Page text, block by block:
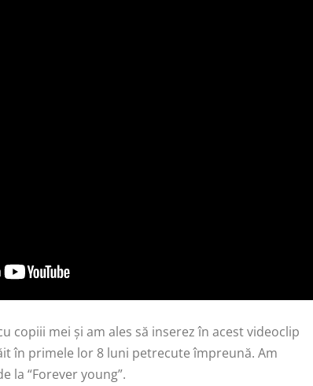
copiii mei și am ales să inserez în acest videoclip
în primele lor 8 luni petrecute împreună. Am
la “Forever young”.